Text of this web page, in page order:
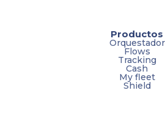
Productos
Orquestador
Flows
Tracking
Cash
My fleet
Shield